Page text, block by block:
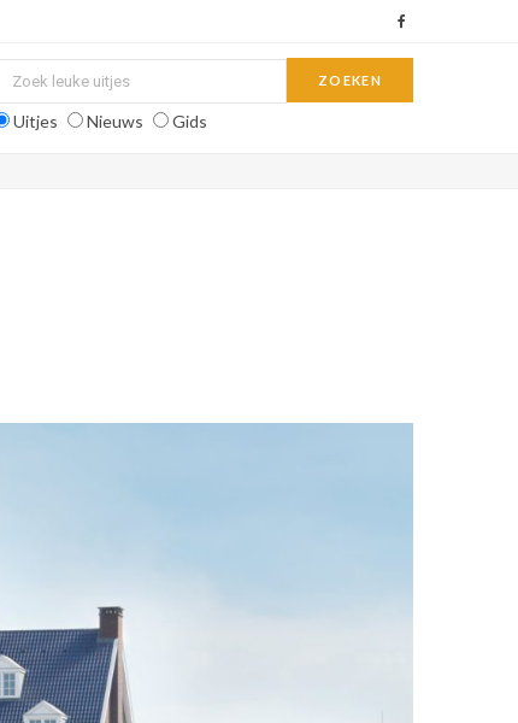
c
Uitjes Nieuws Gids